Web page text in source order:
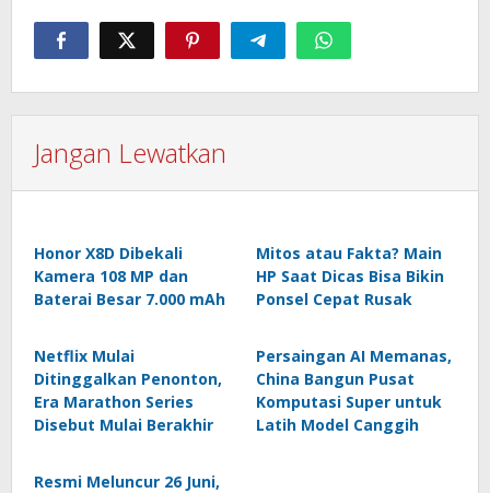
Jangan Lewatkan
Honor X8D Dibekali
Kamera 108 MP dan
Baterai Besar 7.000 mAh
Mitos atau Fakta? Main
HP Saat Dicas Bisa Bikin
Ponsel Cepat Rusak
Netflix Mulai
Ditinggalkan Penonton,
Era Marathon Series
Disebut Mulai Berakhir
Persaingan AI Memanas,
China Bangun Pusat
Komputasi Super untuk
Latih Model Canggih
Resmi Meluncur 26 Juni,